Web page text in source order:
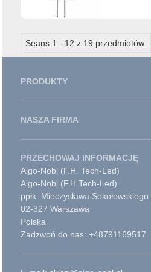
Seans 1 - 12 z 19 przedmiotów.
PRODUKTY
NASZA FIRMA
PRZECHOWAJ INFORMACJĘ
Aigo-Nobl (F.H. Tech-Led)
Aigo-Nobl (F.H Tech-Led)
ppłk. Mieczysława
02-327 Warszawa
Polska
Zadzwoń do nas: +48791169517